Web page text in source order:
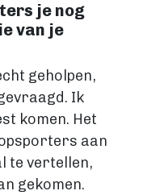
je nog
van je
geholpen,
Ik
komen. Het
aan
te vertellen,
gekomen.